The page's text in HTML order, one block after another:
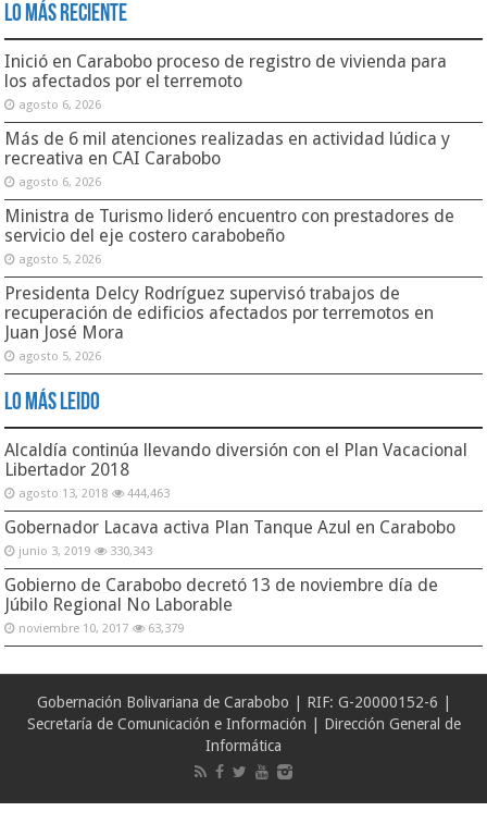
Lo Más Reciente
Inició en Carabobo proceso de registro de vivienda para
los afectados por el terremoto
agosto 6, 2026
Más de 6 mil atenciones realizadas en actividad lúdica y
recreativa en CAI Carabobo
agosto 6, 2026
Ministra de Turismo lideró encuentro con prestadores de
servicio del eje costero carabobeño
agosto 5, 2026
Presidenta Delcy Rodríguez supervisó trabajos de
recuperación de edificios afectados por terremotos en
Juan José Mora
agosto 5, 2026
Lo Más Leido
Alcaldía continúa llevando diversión con el Plan Vacacional
Libertador 2018
agosto 13, 2018 444,463
Gobernador Lacava activa Plan Tanque Azul en Carabobo
junio 3, 2019 330,343
Gobierno de Carabobo decretó 13 de noviembre día de
Júbilo Regional No Laborable
noviembre 10, 2017 63,379
Gobernación Bolivariana de Carabobo | RIF: G-20000152-6 |
Secretaría de Comunicación e Información | Dirección General de
Informática